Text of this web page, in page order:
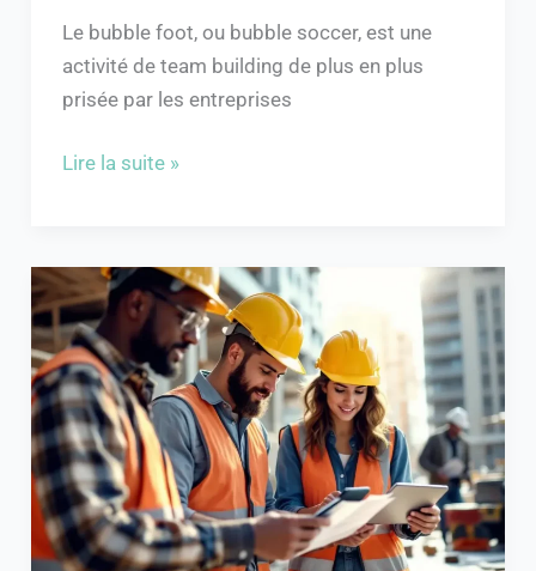
Le bubble foot, ou bubble soccer, est une
activité de team building de plus en plus
prisée par les entreprises
Lire la suite »
Accédez
à
My
Extrabat
:
Guide
de
connexion
et